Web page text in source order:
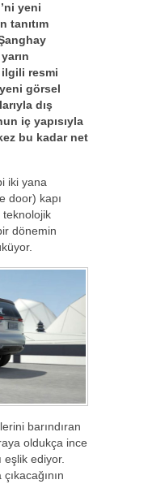
yeni
tanıtım
ilgili resmi
görsel
dış
iç yapısıyla
bu kadar net
iki yana
door) kapı
teknolojik
dönemin
barındıran
oldukça ince
eşlik ediyor.